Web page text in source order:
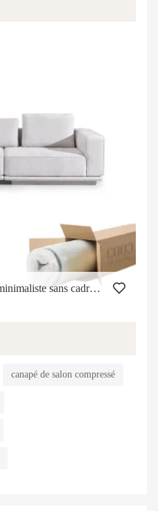
Canapé d'angle moderne et minimaliste sans cadre, en mousse de tissu et éponge, canapé compressé sous vide, canapé en mousse compressé.
canapé de salon compressé